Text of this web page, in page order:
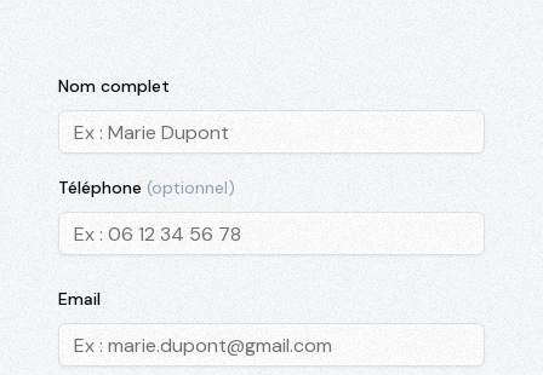
Nom complet
Téléphone (optionnel)
Email